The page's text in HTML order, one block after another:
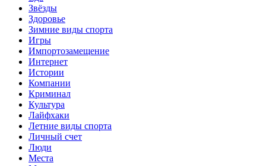
Звёзды
Здоровье
Зимние виды спорта
Игры
Импортозамещение
Интернет
Истории
Компании
Криминал
Культура
Лайфхаки
Летние виды спорта
Личный счет
Люди
Места